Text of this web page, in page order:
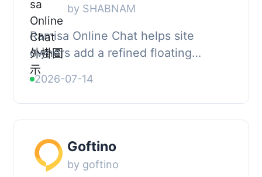
by SHABNAM
Ramisa Online Chat helps site
owners add a refined floating
contact widget to their WordPress
website. Administrators can set a
public chat URL or ...
2026-07-14
Goftino
by goftino